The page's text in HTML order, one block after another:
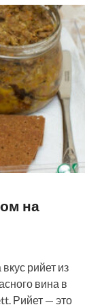
на
рийет из
вина в
Рийет — это